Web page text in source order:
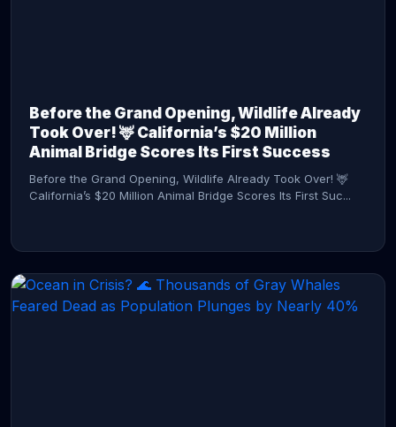
Before the Grand Opening, Wildlife Already
Took Over! 🦌 California’s $20 Million
Animal Bridge Scores Its First Success
Before the Grand Opening, Wildlife Already Took Over! 🦌
California’s $20 Million Animal Bridge Scores Its First Suc...